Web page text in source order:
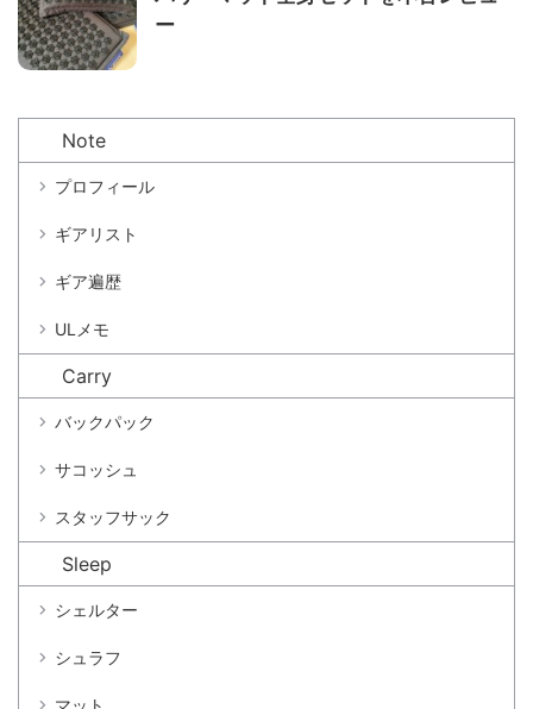
ー
Note
プロフィール
ギアリスト
ギア遍歴
ULメモ
Carry
バックパック
サコッシュ
スタッフサック
Sleep
シェルター
シュラフ
マット